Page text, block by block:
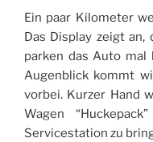
Ein paar Kilometer
Das Display zeigt
parken das Auto mal
Augenblick kommt
vorbei. Kurzer Hand
Wagen
Servicestation zu